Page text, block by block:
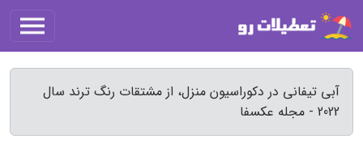
آبی تیفانی در دکوراسیون منزل، از مشتقات رنگ ترند سال
2022 - مجله عکسفا